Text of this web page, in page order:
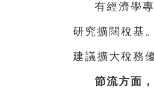
有經濟學
研究擴闊稅基
建議擴大稅務
節流方面